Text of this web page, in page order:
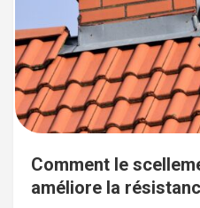
Comment le
améliore la